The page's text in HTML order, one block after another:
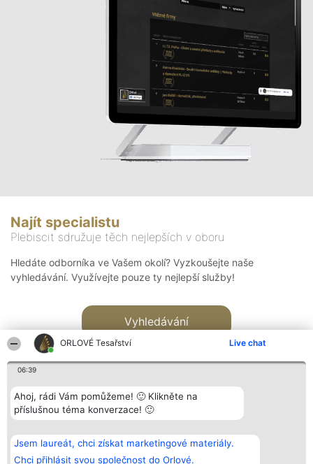
ORLOVÉ Tesařství Live chat
06:39
Ahoj, rádi Vám pomůžeme! 🙂 Klikněte na
příslušnou téma konverzace! 🙂
Jsem laureát, chci získat marketingové materiály.
Chci přihlásit svou společnost do Orlové.
Najít specialistu
Plebiscit sdružuje těch nejlepších v oboru
Hledáte odborníka ve Vašem okolí? Vyzkoušejte naše
vyhledávání. Využívejte pouze ty nejlepší služby!
Vyhledávání
Bright Side Solutions sp. z o.
o. sp. k.
ul. Ruska 22
Vítězové
Seznam všech
laureátů
Kontakt